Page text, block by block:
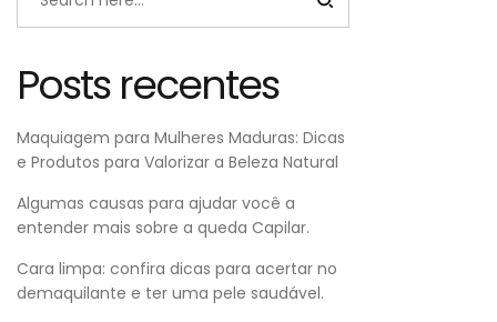
Posts recentes
Maquiagem para Mulheres Maduras: Dicas
e Produtos para Valorizar a Beleza Natural
Algumas causas para ajudar você a
entender mais sobre a queda Capilar.
Cara limpa: confira dicas para acertar no
demaquilante e ter uma pele saudável.